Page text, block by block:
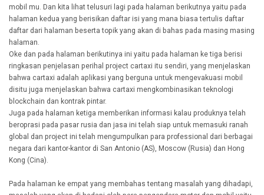
mobil mu. Dan kita lihat telusuri lagi pada halaman berikutnya yaitu pada
halaman kedua yang berisikan daftar isi yang mana biasa tertulis daftar
daftar dari halaman beserta topik yang akan di bahas pada masing masing
halaman.
Oke dan pada halaman berikutinya ini yaitu pada halaman ke tiga berisi
ringkasan penjelasan perihal project cartaxi itu sendiri, yang menjelaskan
bahwa cartaxi adalah aplikasi yang berguna untuk mengevakuasi mobil
disitu juga menjelaskan bahwa cartaxi mengkombinasikan teknologi
blockchain dan kontrak pintar.
Juga pada halaman ketiga memberikan informasi kalau produknya telah
beroprasi pada pasar rusia dan jasa ini telah siap untuk memasuki ranah
global dan project ini telah mengumpulkan para professional dari berbagai
negara dari kantor-kantor di San Antonio (AS), Moscow (Rusia) dan Hong
Kong (Cina).
Pada halaman ke empat yang membahas tentang masalah yang dihadapi,